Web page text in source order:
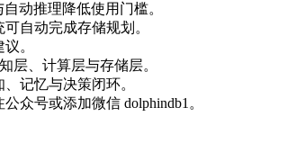
动推理降低使用门槛。
自动完成存储规划。
。
层、计算层与存储层。
记忆与决策闭环。
众号或添加微信 dolphindb1。